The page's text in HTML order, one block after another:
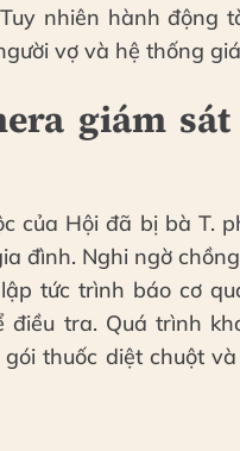
nhiên hành động
vợ và hệ thống
giám
của Hội đã bị bà T.
đình. Nghi ngờ
tức trình báo cơ
tra. Quá trình
thuốc diệt chuột